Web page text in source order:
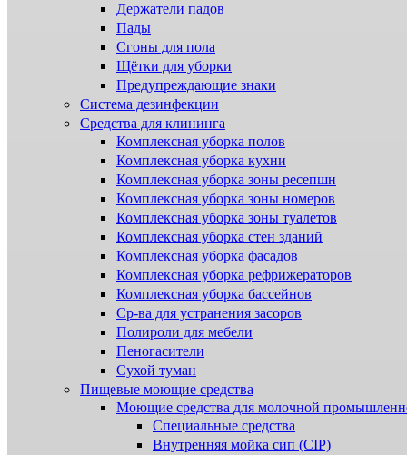
Держатели падов
Пады
Сгоны для пола
Щётки для уборки
Предупреждающие знаки
Система дезинфекции
Cредства для клининга
Комплексная уборка полов
Комплексная уборка кухни
Комплексная уборка зоны ресепшн
Комплексная уборка зоны номеров
Комплексная уборка зоны туалетов
Комплексная уборка стен зданий
Комплексная уборка фасадов
Комплексная уборка рефрижераторов
Комплексная уборка бассейнов
Ср-ва для устранения засоров
Полироли для мебели
Пеногасители
Сухой туман
Пищевые моющие средства
Моющие средства для молочной
Специальные средства
Внутренняя мойка сип (CIP)